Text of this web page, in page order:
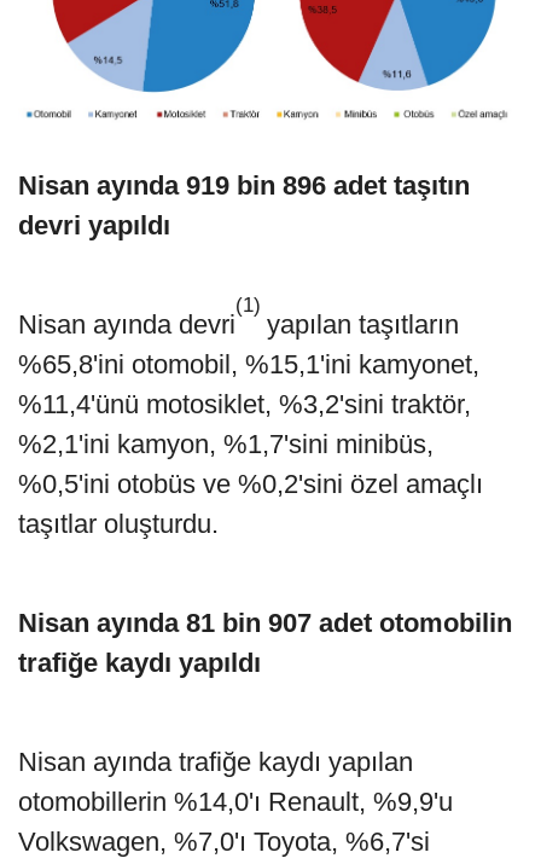
Nisan ayında 919 bin 896 adet taşıtın
devri yapıldı
Nisan ayında devri
(1)
yapılan taşıtların
%65,8'ini otomobil, %15,1'ini kamyonet,
%11,4'ünü motosiklet, %3,2'sini traktör,
%2,1'ini kamyon, %1,7'sini minibüs,
%0,5'ini otobüs ve %0,2'sini özel amaçlı
taşıtlar oluşturdu.
Nisan ayında 81 bin 907 adet otomobilin
trafiğe kaydı yapıldı
Nisan ayında trafiğe kaydı yapılan
otomobillerin %14,0'ı Renault, %9,9'u
Volkswagen, %7,0'ı Toyota, %6,7'si